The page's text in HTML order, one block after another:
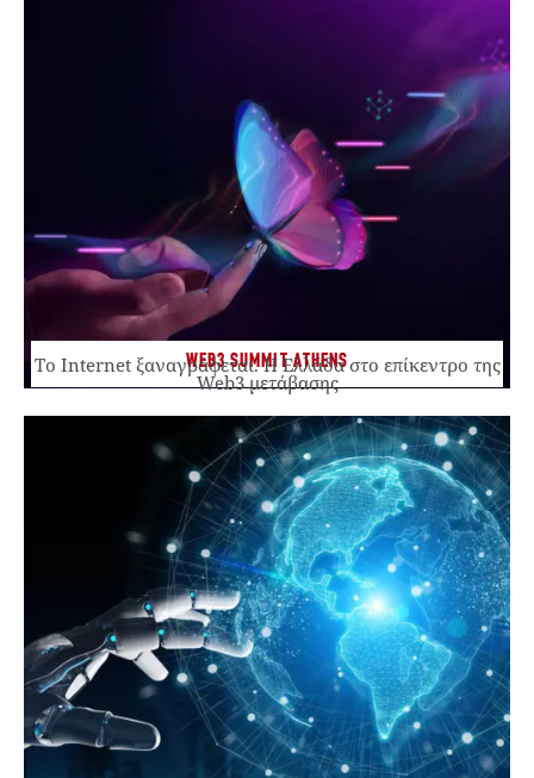
WEB3 SUMMIT ATHENS
Το Internet ξαναγράφεται. Η Ελλάδα στο επίκεντρο της
Web3 μετάβασης